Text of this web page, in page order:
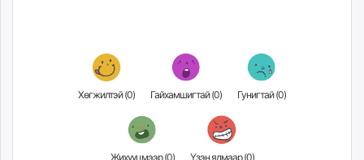
Хөгжилтэй (0) Гайхамшигтай (0) Гунигтай (0)
Жихүүцмээр (0) Үзэн ядмаар (0)